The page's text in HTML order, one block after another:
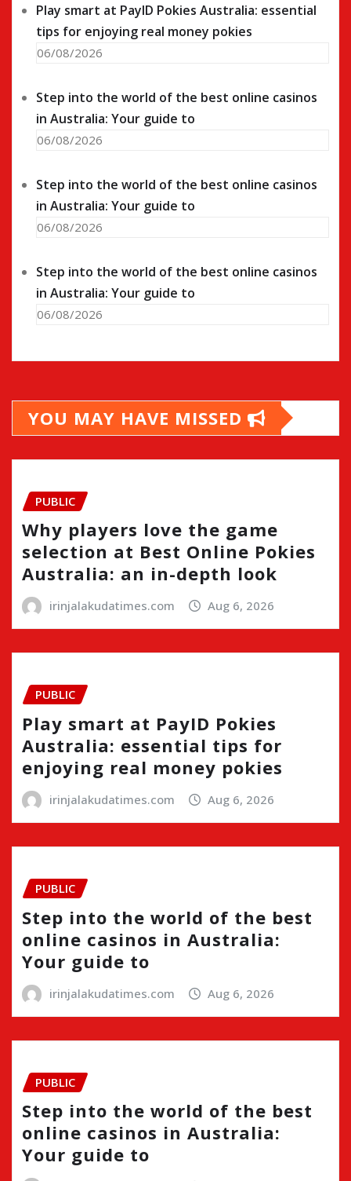
Play smart at PayID Pokies Australia: essential
tips for enjoying real money pokies
06/08/2026
Step into the world of the best online casinos
in Australia: Your guide to
06/08/2026
Step into the world of the best online casinos
in Australia: Your guide to
06/08/2026
Step into the world of the best online casinos
in Australia: Your guide to
06/08/2026
YOU MAY HAVE MISSED
PUBLIC
Why players love the game
selection at Best Online Pokies
Australia: an in-depth look
irinjalakudatimes.com Aug 6, 2026
PUBLIC
Play smart at PayID Pokies
Australia: essential tips for
enjoying real money pokies
irinjalakudatimes.com Aug 6, 2026
PUBLIC
Step into the world of the best
online casinos in Australia:
Your guide to
irinjalakudatimes.com Aug 6, 2026
PUBLIC
Step into the world of the best
online casinos in Australia:
Your guide to